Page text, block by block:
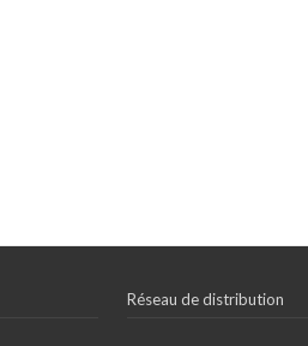
Réseau de distribution